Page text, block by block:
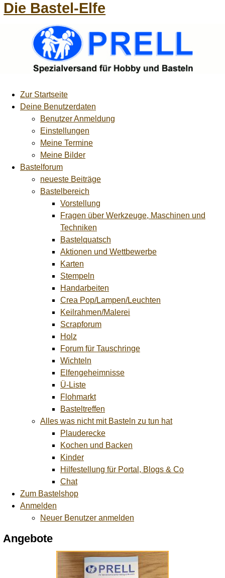
Die Bastel-Elfe
Zur Startseite
Deine Benutzerdaten
Benutzer Anmeldung
Einstellungen
Meine Termine
Meine Bilder
Bastelforum
neueste Beiträge
Bastelbereich
Vorstellung
Fragen über Werkzeuge, Maschinen und
Techniken
Bastelquatsch
Aktionen und Wettbewerbe
Karten
Stempeln
Handarbeiten
Crea Pop/Lampen/Leuchten
Keilrahmen/Malerei
Scrapforum
Holz
Forum für Tauschringe
Wichteln
Elfengeheimnisse
Ü-Liste
Flohmarkt
Basteltreffen
Alles was nicht mit Basteln zu tun hat
Plauderecke
Kochen und Backen
Kinder
Hilfestellung für Portal, Blogs & Co
Chat
Zum Bastelshop
Anmelden
Neuer Benutzer anmelden
Angebote